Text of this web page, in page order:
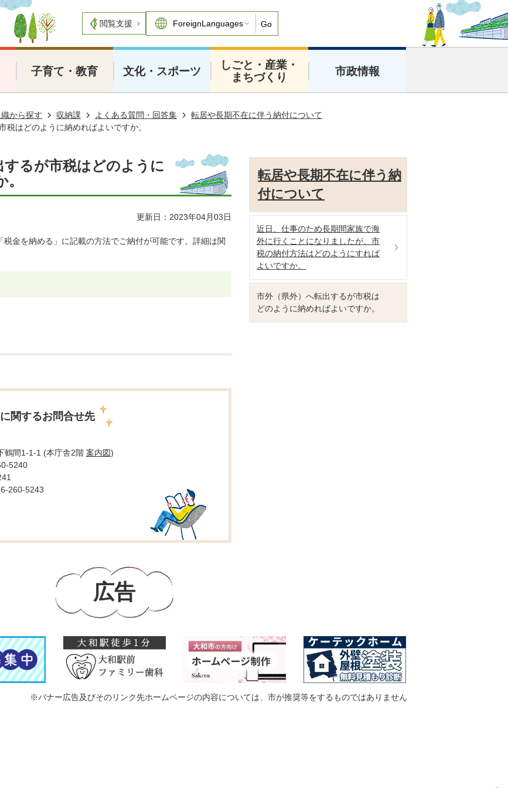
閲覧支援 Go
子育て・教育 文化・スポーツ
しごと・産業・
まちづくり
市政情報
から探す 収納課 よくある質問・回答集
転居や長期不在に伴う納付について
税はどのように納めればよいですか。
するが市税はどのように
更新日：2023年04月03日
金を納める」に記載の方法でご納付が可能です。詳細は関
関するお問合せ先
鶴間1-1-1 (本庁舎2階 案内図)
5240
260-5243
転居や長期不在に伴う納
付について
近日、仕事のため長期間家族で海
外に行くことになりましたが、市
税の納付方法はどのようにすれば
よいですか。
市外（県外）へ転出するが市税は
どのように納めればよいですか。
広告
※バナー広告及びそのリンク先ホームページの内容については、市が推奨等をするものではありません